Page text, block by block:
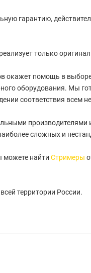
гарантию,
только
окажет помощь в
оборудования. Мы
соответствия всем
производителями
сложных и
можете найти Стримеры
территории России.